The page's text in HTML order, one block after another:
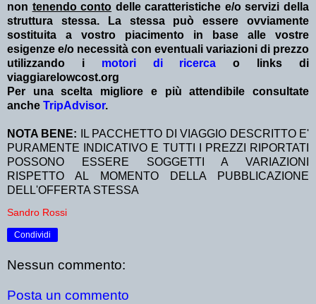
non tenendo conto delle caratteristiche e/o servizi della
struttura stessa. La stessa può essere ovviamente
sostituita a vostro piacimento in base alle vostre
esigenze e/o necessità con eventuali variazioni di prezzo
utilizzando i motori di ricerca o links di
viaggiarelowcost.org
Per una scelta migliore e più attendibile consultate
anche TripAdvisor.
NOTA BENE:
IL PACCHETTO DI VIAGGIO DESCRITTO E'
PURAMENTE INDICATIVO E TUTTI I PREZZI RIPORTATI
POSSONO ESSERE SOGGETTI A VARIAZIONI
RISPETTO AL MOMENTO DELLA PUBBLICAZIONE
DELL'OFFERTA STESSA
Sandro Rossi
Condividi
Nessun commento:
Posta un commento